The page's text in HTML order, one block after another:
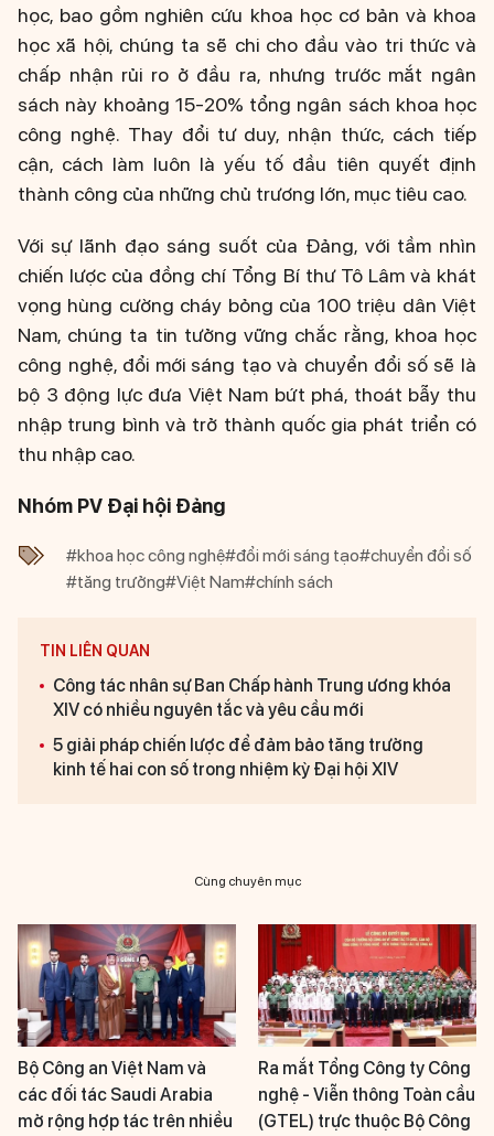
học, bao gồm nghiên cứu khoa học cơ bản và khoa
học xã hội, chúng ta sẽ chi cho đầu vào tri thức và
chấp nhận rủi ro ở đầu ra, nhưng trước mắt ngân
sách này khoảng 15-20% tổng ngân sách khoa học
công nghệ. Thay đổi tư duy, nhận thức, cách tiếp
cận, cách làm luôn là yếu tố đầu tiên quyết định
thành công của những chủ trương lớn, mục tiêu cao.
Với sự lãnh đạo sáng suốt của Đảng, với tầm nhìn
chiến lược của đồng chí Tổng Bí thư Tô Lâm và khát
vọng hùng cường cháy bỏng của 100 triệu dân Việt
Nam, chúng ta tin tưởng vững chắc rằng, khoa học
công nghệ, đổi mới sáng tạo và chuyển đổi số sẽ là
bộ 3 động lực đưa Việt Nam bứt phá, thoát bẫy thu
nhập trung bình và trở thành quốc gia phát triển có
thu nhập cao.
Nhóm PV Đại hội Đảng
#khoa học công nghệ#đổi mới sáng tạo#chuyển đổi số
#tăng trưởng#Việt Nam#chính sách
TIN LIÊN QUAN
Công tác nhân sự Ban Chấp hành Trung ương khóa
XIV có nhiều nguyên tắc và yêu cầu mới
5 giải pháp chiến lược để đảm bảo tăng trưởng
kinh tế hai con số trong nhiệm kỳ Đại hội XIV
Cùng chuyên mục
Bộ Công an Việt Nam và
các đối tác Saudi Arabia
mở rộng hợp tác trên nhiều
Ra mắt Tổng Công ty Công
nghệ - Viễn thông Toàn cầu
(GTEL) trực thuộc Bộ Công